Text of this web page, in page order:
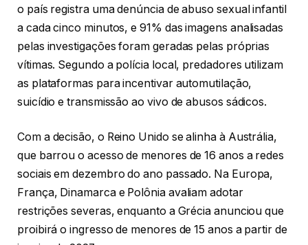
o país registra uma denúncia de abuso sexual infantil
a cada cinco minutos, e 91% das imagens analisadas
pelas investigações foram geradas pelas próprias
vítimas. Segundo a polícia local, predadores utilizam
as plataformas para incentivar automutilação,
suicídio e transmissão ao vivo de abusos sádicos.
Com a decisão, o Reino Unido se alinha à Austrália,
que barrou o acesso de menores de 16 anos a redes
sociais em dezembro do ano passado. Na Europa,
França, Dinamarca e Polônia avaliam adotar
restrições severas, enquanto a Grécia anunciou que
proibirá o ingresso de menores de 15 anos a partir de